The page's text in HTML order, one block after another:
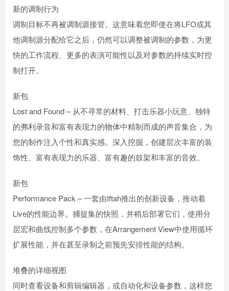
新的调制行为
调制目标不再被调制源接管。这意味着您即使在将LFO或其
他调制源分配给它之后，仍然可以调整被调制的参数，为更
快的工作流程、更多的表演可能性以及对参数的持续实时控
制打开。
新包
Lost and Found – 从不寻常的材料、打击乐器小玩意、独特
的弗利录音和富有表现力的物体中精制而成的声音集合，为
您的制作注入个性和真实感。深入挖掘，创建层次丰富的装
饰性、富有表现力的乐器、富有趣的鼓架和丰富的音效。
新包
Performance Pack – 一套由Iftah推出的创新设备，推动着
Live的性能边界。捕捉集的快照，并稍后部署它们，使用分
层宏和曲线控制多个参数，在Arrangement View中使用循环
扩展性能，并在甚至录制之前预先安排性能的结构。
堆叠的详细视图
同时查看设备和剪辑编辑器，或自动化和设备参数，这样您